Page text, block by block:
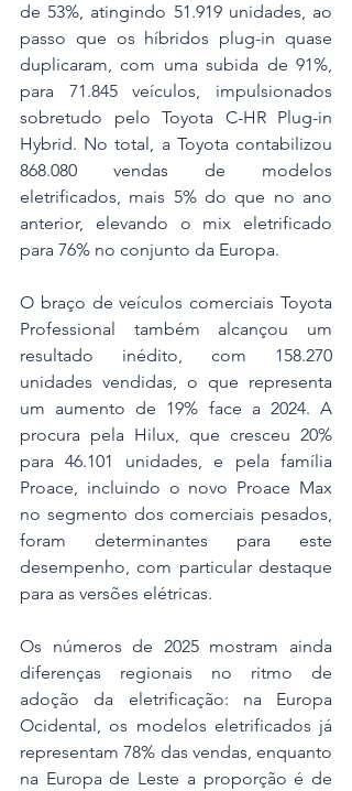
de 53%, atingindo 51.919 unidades, ao
passo que os híbridos plug-in quase
duplicaram, com uma subida de 91%,
para 71.845 veículos, impulsionados
sobretudo pelo Toyota C-HR Plug-in
Hybrid. No total, a Toyota contabilizou
868.080 vendas de modelos
eletrificados, mais 5% do que no ano
anterior, elevando o mix eletrificado
para 76% no conjunto da Europa.
O braço de veículos comerciais Toyota
Professional também alcançou um
resultado inédito, com 158.270
unidades vendidas, o que representa
um aumento de 19% face a 2024. A
procura pela Hilux, que cresceu 20%
para 46.101 unidades, e pela família
Proace, incluindo o novo Proace Max
no segmento dos comerciais pesados,
foram determinantes para este
desempenho, com particular destaque
para as versões elétricas.
Os números de 2025 mostram ainda
diferenças regionais no ritmo de
adoção da eletrificação: na Europa
Ocidental, os modelos eletrificados já
representam 78% das vendas, enquanto
na Europa de Leste a proporção é de